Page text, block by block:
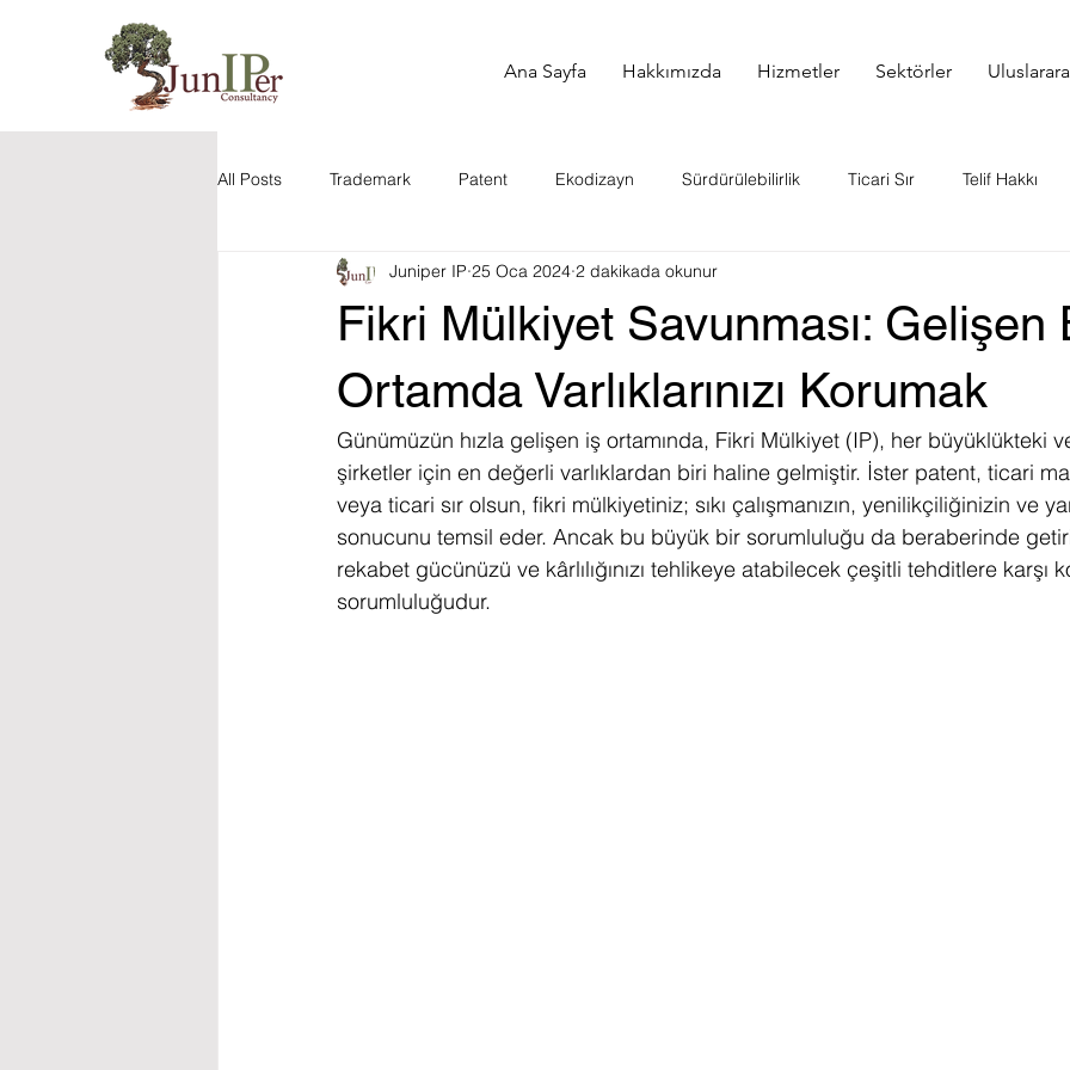
Ana Sayfa Hakkımızda Hizmetler Sektörler
All Posts Trademark Patent Ekodizayn Sürdürülebilirlik Ticari Sır Telif Hakkı
Yapay Zeka Tasarım ve Ürün Hakları Fikri Mülkiyet
Fikri Mülkiyet Haberleri Marka Hakkı Gündem Juniper IP Sözlük Strateji
Fikri Mülkiyet Savunması: Gelişen
Ortamda Varlıklarınızı Korumak
Juniper IP 25 Oca 2024 2 dakikada okunur
Günümüzün hızla gelişen iş ortamında, Fikri Mülkiyet (IP), her büyüklükteki
şirketler için en değerli varlıklardan biri haline gelmiştir. İster patent, ticari
veya ticari sır olsun, fikri mülkiyetiniz; sıkı çalışmanızın, yenilikçiliğinizin ve
sonucunu temsil eder. Ancak bu büyük bir sorumluluğu da beraberinde
rekabet gücünüzü ve kârlılığınızı tehlikeye atabilecek çeşitli tehditlere karşı
sorumluluğudur.